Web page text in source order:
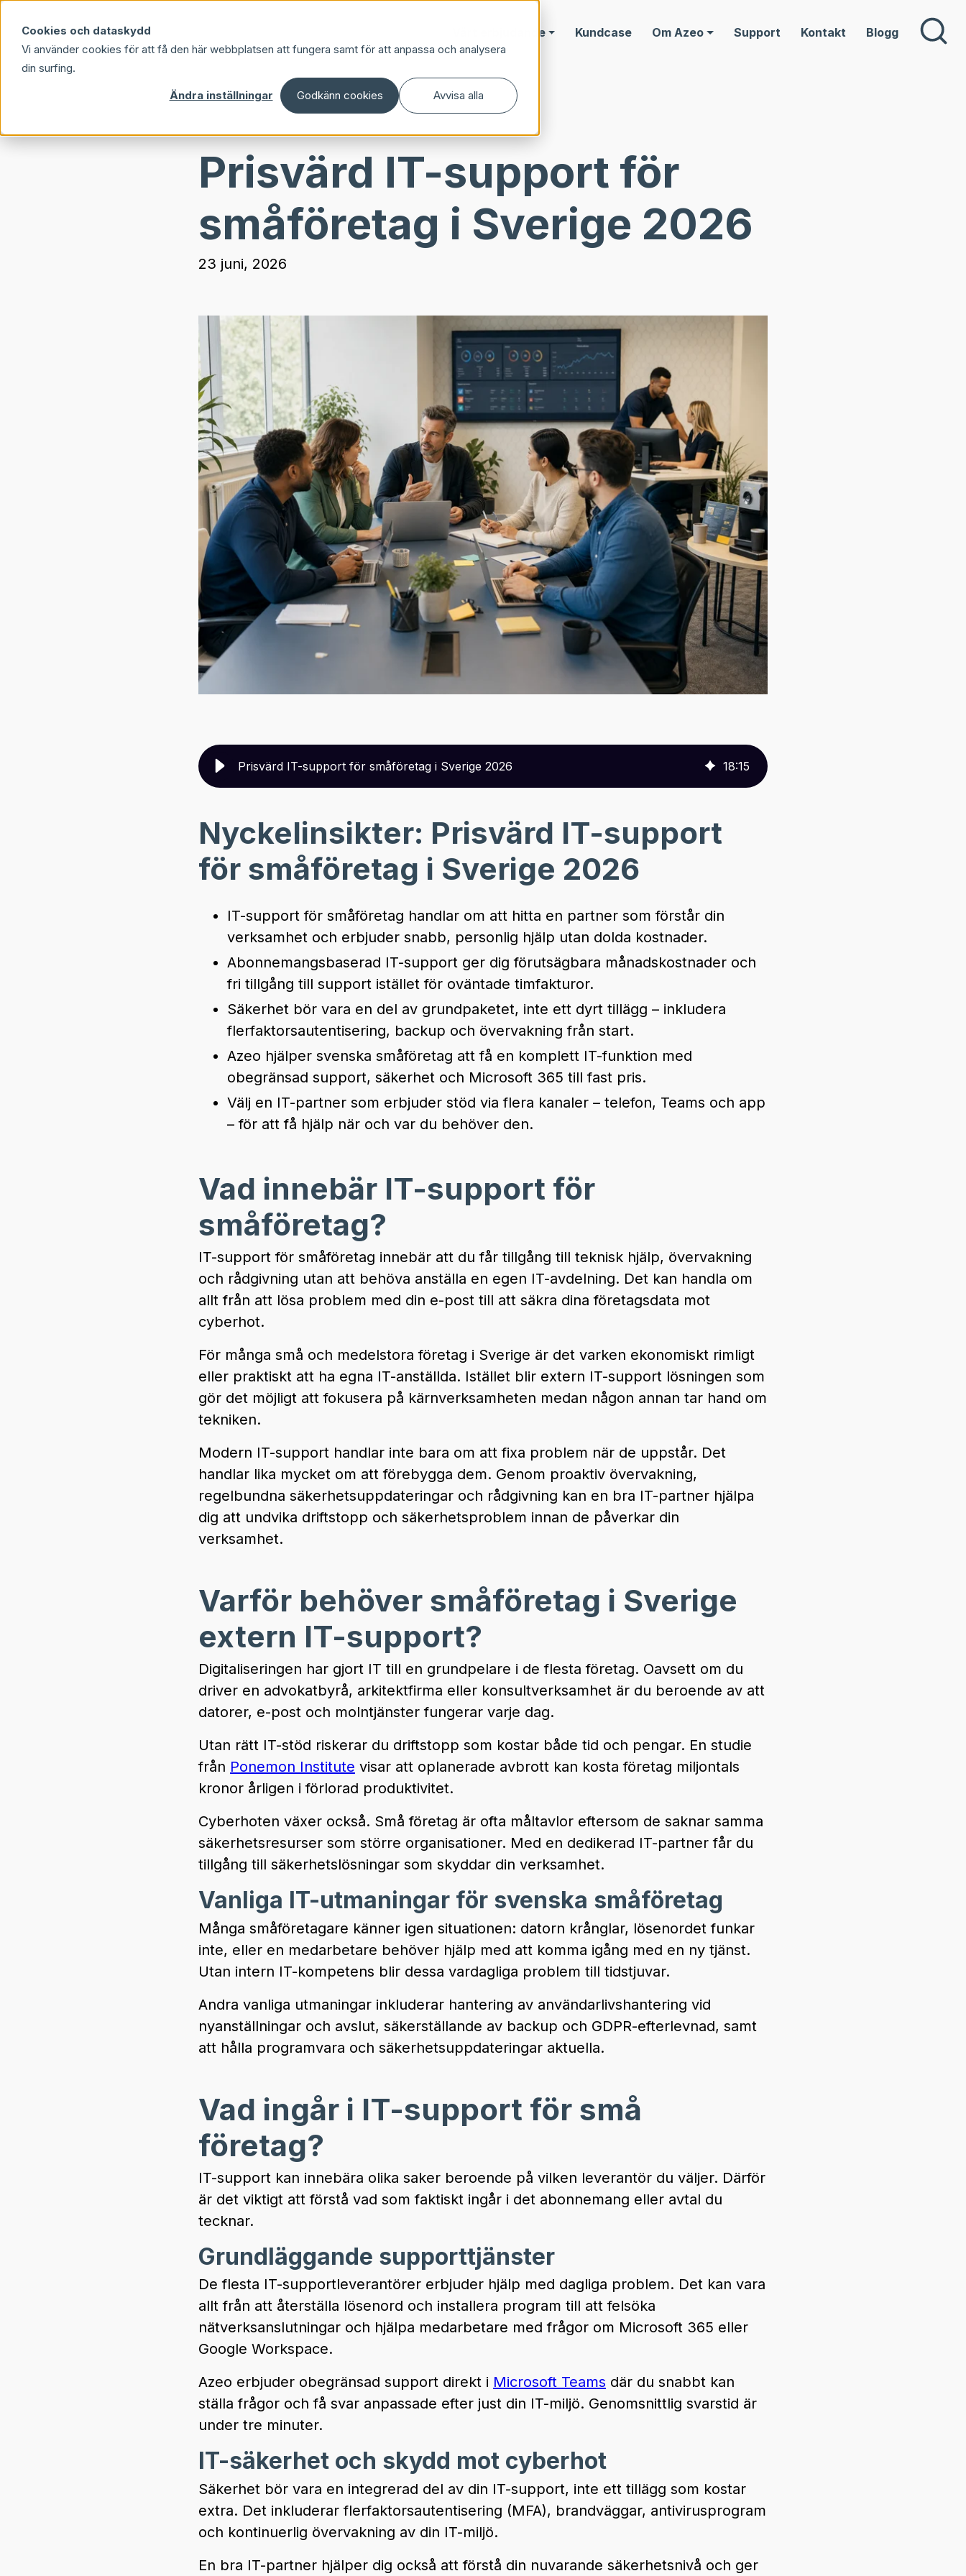
Cookies och dataskydd
Vi använder cookies för att få den här webbplatsen att fungera samt för att anpassa och analysera
din surfing.
Ändra inställningar
Godkänn cookies Avvisa alla
Vårt erbjudande Kundcase Om Azeo Support Kontakt Blogg
Prisvärd IT-support för
småföretag i Sverige 2026
23 juni, 2026
Prisvärd IT-support för småföretag i Sverige 2026 18:15
Nyckelinsikter: Prisvärd IT-support
för småföretag i Sverige 2026
IT-support för småföretag handlar om att hitta en partner som förstår din
verksamhet och erbjuder snabb, personlig hjälp utan dolda kostnader.
Abonnemangsbaserad IT-support ger dig förutsägbara månadskostnader och
fri tillgång till support istället för oväntade timfakturor.
Säkerhet bör vara en del av grundpaketet, inte ett dyrt tillägg – inkludera
flerfaktorsautentisering, backup och övervakning från start.
Azeo hjälper svenska småföretag att få en komplett IT-funktion med
obegränsad support, säkerhet och Microsoft 365 till fast pris.
Välj en IT-partner som erbjuder stöd via flera kanaler – telefon, Teams och app
– för att få hjälp när och var du behöver den.
Vad innebär IT-support för
småföretag?
IT-support för småföretag innebär att du får tillgång till teknisk hjälp, övervakning
och rådgivning utan att behöva anställa en egen IT-avdelning. Det kan handla om
allt från att lösa problem med din e-post till att säkra dina företagsdata mot
cyberhot.
För många små och medelstora företag i Sverige är det varken ekonomiskt rimligt
eller praktiskt att ha egna IT-anställda. Istället blir extern IT-support lösningen som
gör det möjligt att fokusera på kärnverksamheten medan någon annan tar hand om
tekniken.
Modern IT-support handlar inte bara om att fixa problem när de uppstår. Det
handlar lika mycket om att förebygga dem. Genom proaktiv övervakning,
regelbundna säkerhetsuppdateringar och rådgivning kan en bra IT-partner hjälpa
dig att undvika driftstopp och säkerhetsproblem innan de påverkar din
verksamhet.
Varför behöver småföretag i Sverige
extern IT-support?
Digitaliseringen har gjort IT till en grundpelare i de flesta företag. Oavsett om du
driver en advokatbyrå, arkitektfirma eller konsultverksamhet är du beroende av att
datorer, e-post och molntjänster fungerar varje dag.
Utan rätt IT-stöd riskerar du driftstopp som kostar både tid och pengar. En studie
från Ponemon Institute visar att oplanerade avbrott kan kosta företag miljontals
kronor årligen i förlorad produktivitet.
Cyberhoten växer också. Små företag är ofta måltavlor eftersom de saknar samma
säkerhetsresurser som större organisationer. Med en dedikerad IT-partner får du
tillgång till säkerhetslösningar som skyddar din verksamhet.
Vanliga IT-utmaningar för svenska småföretag
Många småföretagare känner igen situationen: datorn krånglar, lösenordet funkar
inte, eller en medarbetare behöver hjälp med att komma igång med en ny tjänst.
Utan intern IT-kompetens blir dessa vardagliga problem till tidstjuvar.
Andra vanliga utmaningar inkluderar hantering av användarlivshantering vid
nyanställningar och avslut, säkerställande av backup och GDPR-efterlevnad, samt
att hålla programvara och säkerhetsuppdateringar aktuella.
Vad ingår i IT-support för små
företag?
IT-support kan innebära olika saker beroende på vilken leverantör du väljer. Därför
är det viktigt att förstå vad som faktiskt ingår i det abonnemang eller avtal du
tecknar.
Grundläggande supporttjänster
De flesta IT-supportleverantörer erbjuder hjälp med dagliga problem. Det kan vara
allt från att återställa lösenord och installera program till att felsöka
nätverksanslutningar och hjälpa medarbetare med frågor om Microsoft 365 eller
Google Workspace.
Azeo erbjuder obegränsad support direkt i Microsoft Teams där du snabbt kan
ställa frågor och få svar anpassade efter just din IT-miljö. Genomsnittlig svarstid är
under tre minuter.
IT-säkerhet och skydd mot cyberhot
Säkerhet bör vara en integrerad del av din IT-support, inte ett tillägg som kostar
extra. Det inkluderar flerfaktorsautentisering (MFA), brandväggar, antivirusprogram
och kontinuerlig övervakning av din IT-miljö.
En bra IT-partner hjälper dig också att förstå din nuvarande säkerhetsnivå och ger